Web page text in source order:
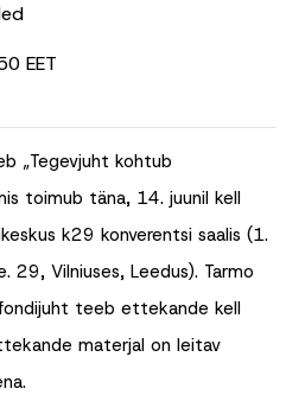
EET
„Tegevjuht kohtub
toimub täna, 14. juunil kell
k29 konverentsi saalis (1.
29, Vilniuses, Leedus). Tarmo
teeb ettekande kell
materjal on leitav